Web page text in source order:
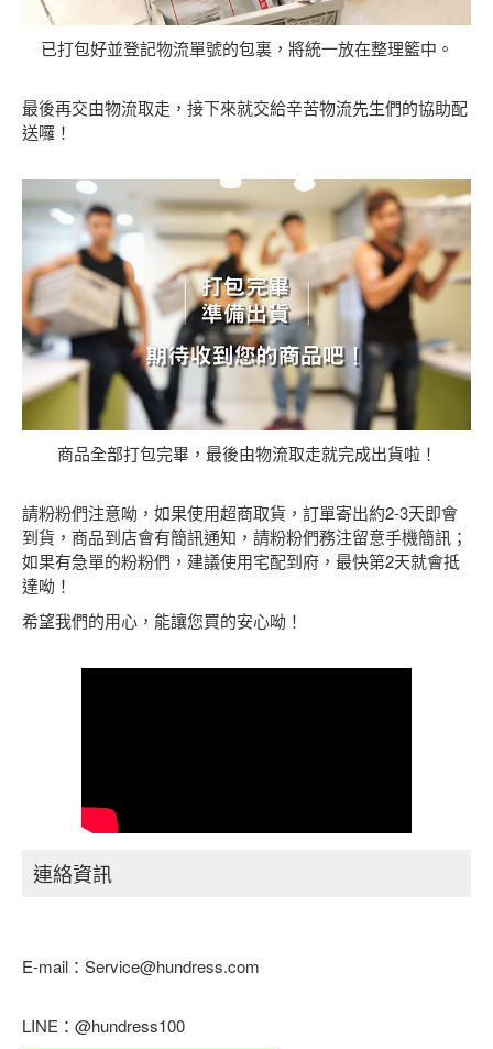
已打包好並登記物流單號的包裏，將統一放在整理籃中。
最後再交由物流取走，接下來就交給辛苦物流先生們的協助配
送囉！
商品全部打包完畢，最後由物流取走就完成出貨啦！
請粉粉們注意呦，如果使用超商取貨，訂單寄出約2-3天即會
到貨，商品到店會有簡訊通知，請粉粉們務注留意手機簡訊；
如果有急單的粉粉們，建議使用宅配到府，最快第2天就會抵
達呦！
希望我們的用心，能讓您買的安心呦！
連絡資訊
E-mail： Service@hundress.com
LINE：@hundress100